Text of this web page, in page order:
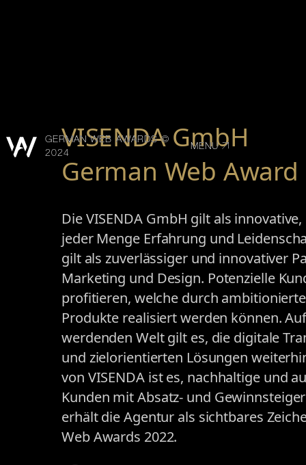
GERMAN WEB AWARDS ©
2024
MENU
VISENDA GmbH
German Web
Die VISENDA GmbH gilt als
jeder Menge Erfahrung und
gilt als zuverlässiger und innovativer
Marketing und Design. Potenzielle
profitieren, welche durch
Produkte realisiert werden können.
werdenden Welt gilt es, die digitale
und zielorientierten Lösungen
von VISENDA ist es, nachhaltige und
Kunden mit Absatz- und
erhält die Agentur als sichtbares
Web Awards 2022.